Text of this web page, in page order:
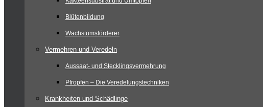
Blütenbildung
Wachstumsförderer
Vermehren und Veredeln
Aussaat- und Stecklingsvermehrung
Pfropfen – Die Veredelungstechniken
Krankheiten und Schädlinge